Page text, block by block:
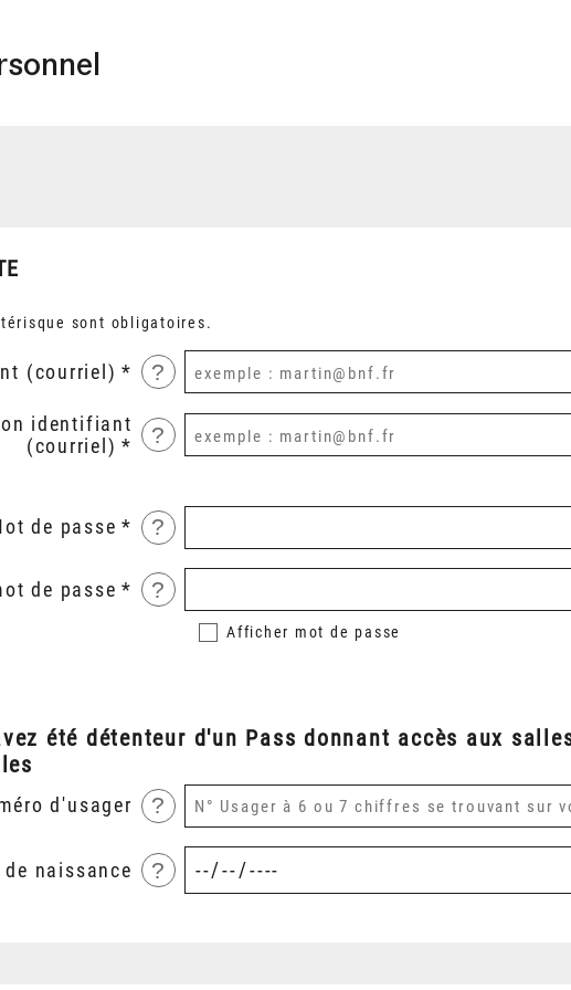
sont obligatoires.
(courriel) ?
identifiant
(courriel)
?
de passe ?
de passe ?
Afficher mot de passe
été détenteur d'un Pass donnant accès aux
d'usager ?
de naissance ?